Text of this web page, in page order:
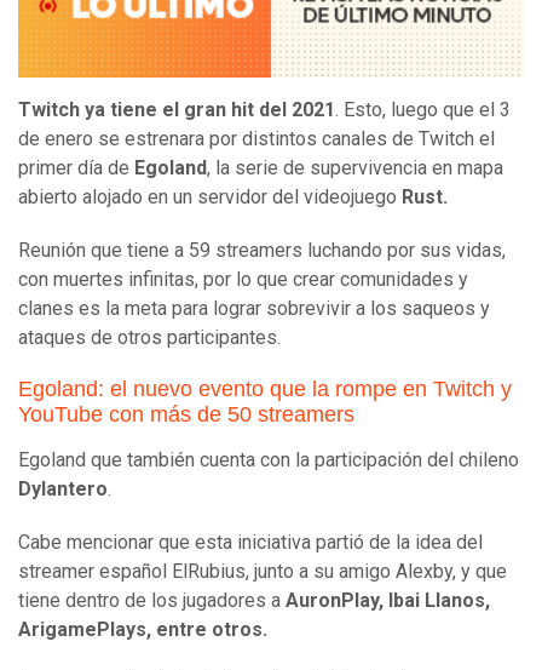
Twitch ya tiene el gran hit del 2021. Esto, luego que el 3
de enero se estrenara por distintos canales de Twitch el
primer día de Egoland, la serie de supervivencia en mapa
abierto alojado en un servidor del videojuego Rust.
Reunión que tiene a 59 streamers luchando por sus vidas,
con muertes infinitas, por lo que crear comunidades y
clanes es la meta para lograr sobrevivir a los saqueos y
ataques de otros participantes.
Egoland: el nuevo evento que la rompe en Twitch y
YouTube con más de 50 streamers
Egoland que también cuenta con la participación del chileno
Dylantero.
Cabe mencionar que esta iniciativa partió de la idea del
streamer español ElRubius, junto a su amigo Alexby, y que
tiene dentro de los jugadores a AuronPlay, Ibai Llanos,
ArigamePlays, entre otros.